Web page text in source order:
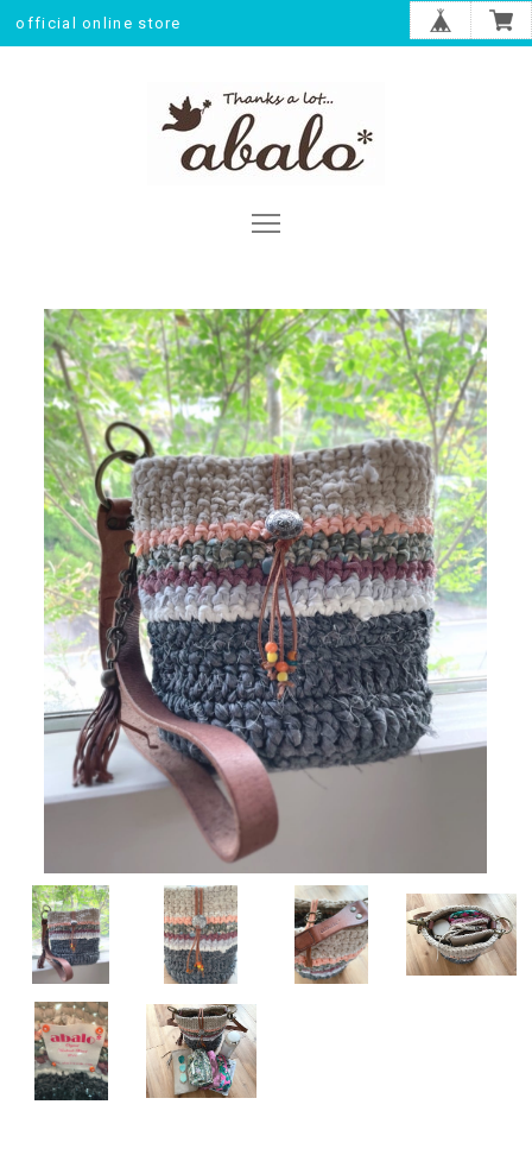
official online store